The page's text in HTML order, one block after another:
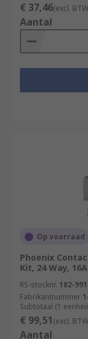
€ 37,46(excl.
Aantal
Op voorraad
Phoenix
Kit, 24 Way, 16A
RS-stocknr. 182-
Fabrikantnummer
Subtotaal (1
€ 99,51(excl.
Aantal